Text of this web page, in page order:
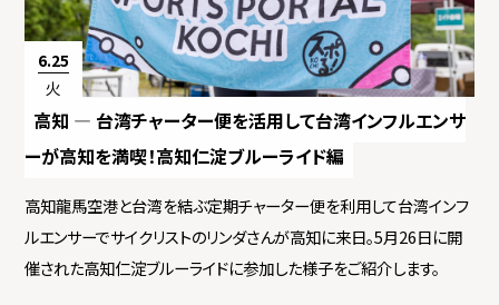
6.25
火
高知 ― 台湾チャーター便を活用して台湾インフルエンサ
ーが高知を満喫！高知仁淀ブルーライド編
高知龍馬空港と台湾を結ぶ定期チャーター便を利用して台湾インフ
ルエンサーでサイクリストのリンダさんが高知に来日。5月26日に開
催された高知仁淀ブルーライドに参加した様子をご紹介します。